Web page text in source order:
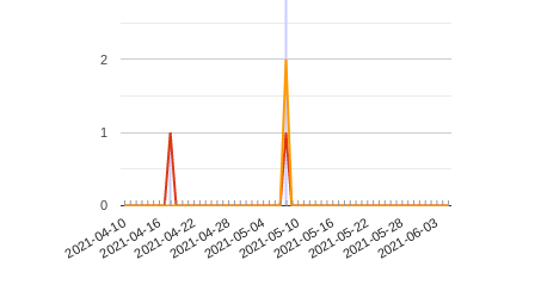
2021-04-102021-04-162021-04-222021-04-282021-05-042021-05-102021-05-162021-05-222021-05-282021-06-03
0
1
2